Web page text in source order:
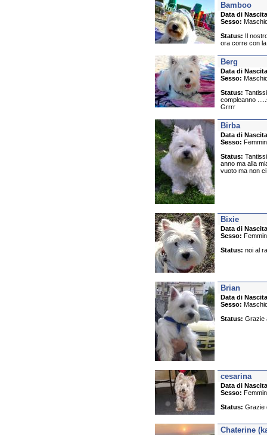
Bamboo
Data di
Sesso:
Status: Il
ora corre con
Berg
Data di
Sesso:
Status:
compleanno
Grrrr
Birba
Data di
Sesso:
Status:
anno ma alla
vuoto ma non
Bixie
Data di
Sesso:
Status: noi al
Brian
Data di
Sesso:
Status: Grazie
cesarina
Data di
Sesso:
Status: Grazie
Chaterine